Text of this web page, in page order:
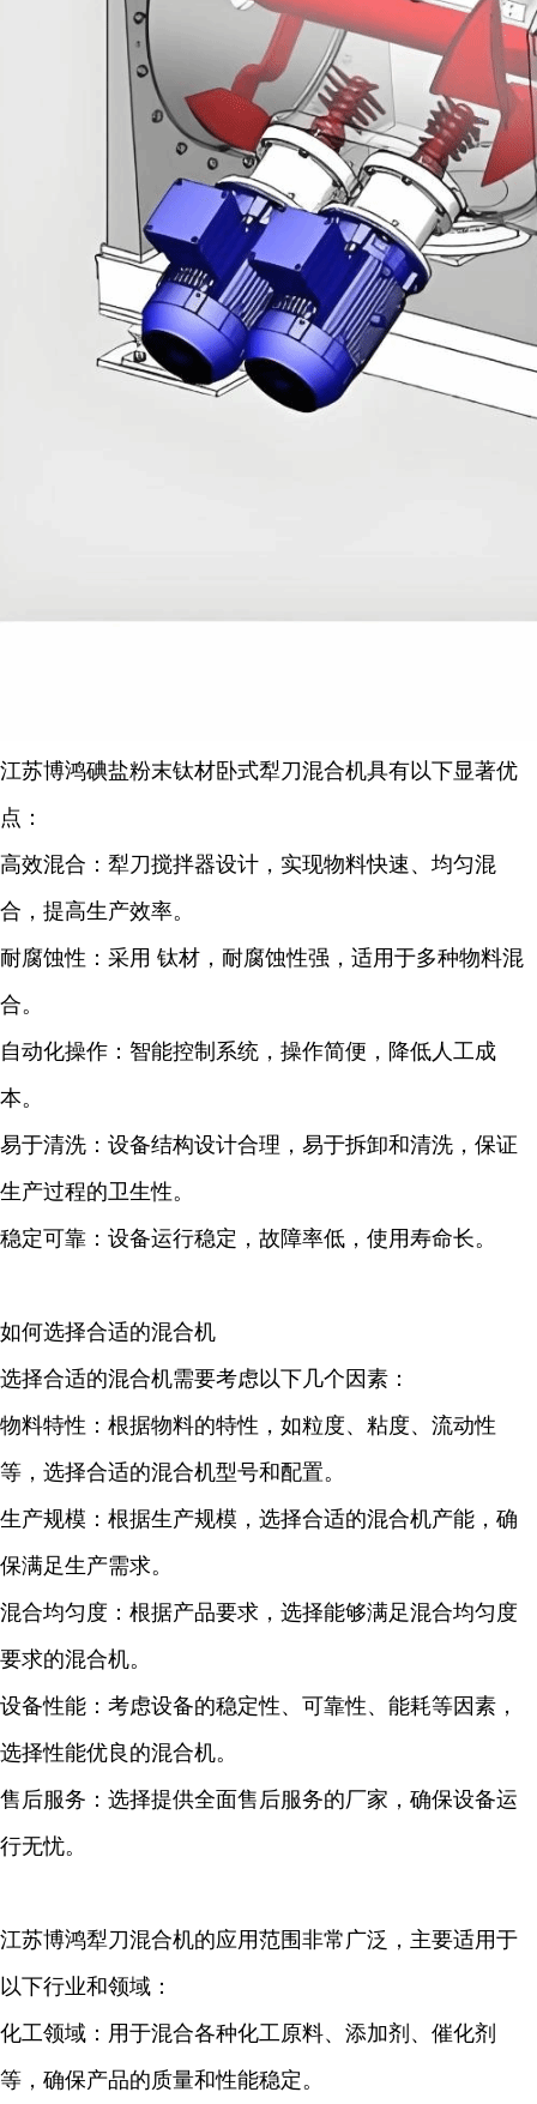
江苏博鸿碘盐粉末钛材卧式犁刀混合机具有以下显著优
点：
高效混合：犁刀搅拌器设计，实现物料快速、均匀混
合，提高生产效率。
耐腐蚀性：采用 钛材，耐腐蚀性强，适用于多种物料混
合。
自动化操作：智能控制系统，操作简便，降低人工成
本。
易于清洗：设备结构设计合理，易于拆卸和清洗，保证
生产过程的卫生性。
稳定可靠：设备运行稳定，故障率低，使用寿命长。
如何选择合适的混合机
选择合适的混合机需要考虑以下几个因素：
物料特性：根据物料的特性，如粒度、粘度、流动性
等，选择合适的混合机型号和配置。
生产规模：根据生产规模，选择合适的混合机产能，确
保满足生产需求。
混合均匀度：根据产品要求，选择能够满足混合均匀度
要求的混合机。
设备性能：考虑设备的稳定性、可靠性、能耗等因素，
选择性能优良的混合机。
售后服务：选择提供全面售后服务的厂家，确保设备运
行无忧。
江苏博鸿犁刀混合机的应用范围非常广泛，主要适用于
以下行业和领域：
化工领域：用于混合各种化工原料、添加剂、催化剂
等，确保产品的质量和性能稳定。